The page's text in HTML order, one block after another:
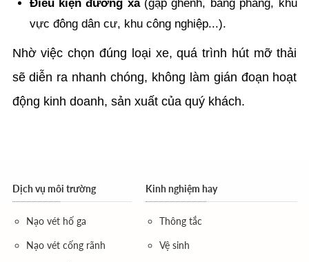
Điều kiện đường xá(gập ghềnh, bằng phẳng, khu
vực đông dân cư, khu công nghiệp...).
Nhờ việc chọn đúng loại xe, quá trình hút mỡ thải
sẽ diễn ra nhanh chóng, không làm gián đoạn hoạt
động kinh doanh, sản xuất của quý khách.
Dịch vụ môi trường
Nạo vét hố ga
Nạo vét cống rãnh
Kinh nghiệm hay
Thông tắc
Vệ sinh